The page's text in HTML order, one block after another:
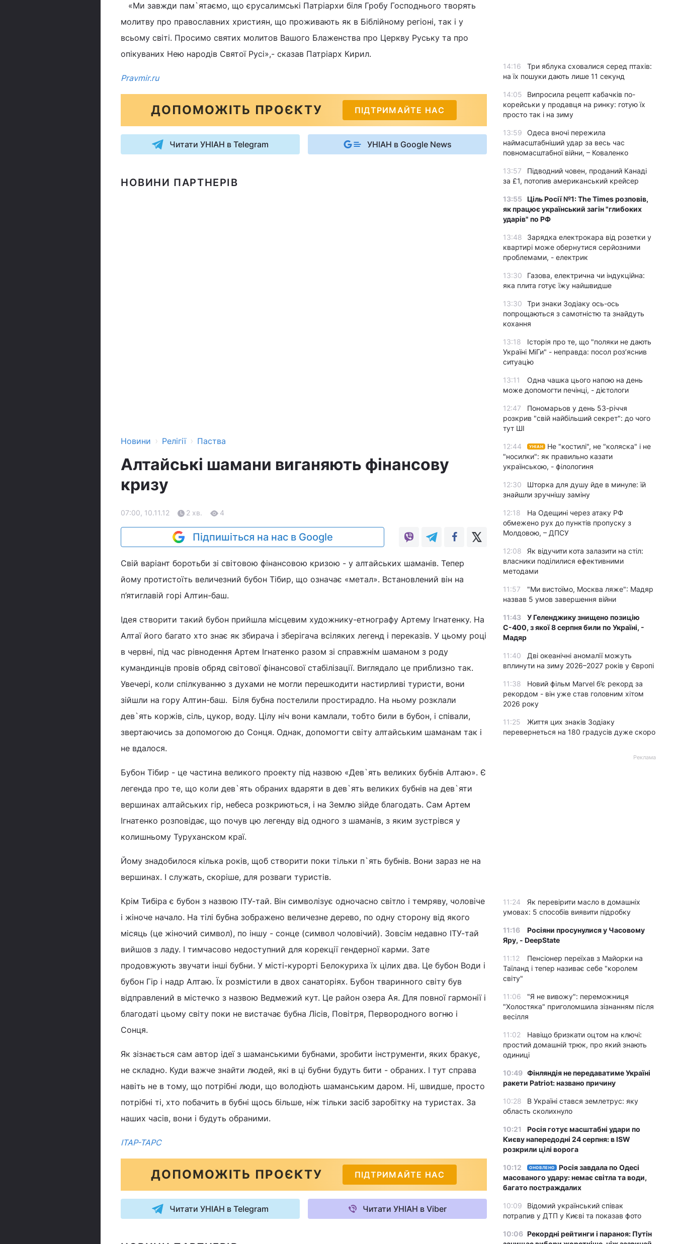
«Ми завжди пам`ятаємо, що єрусалимські Патріархи біля Гробу Господнього творять
молитву про православних християн, що проживають як в Біблійному регіоні, так і у
всьому світі. Просимо святих молитов Вашого Блаженства про Церкву Руську та про
опікуваних Нею народів Святої Русі»,- сказав Патріарх Кирил.
Рravmir.ru
ДОПОМОЖІТЬ ПРОЄКТУ ПІДТРИМАЙТЕ НАС
Читати УНІАН в Telegram УНІАН в Google News
НОВИНИ ПАРТНЕРІВ
Новини › Релігії › Паства
Алтайські шамани виганяють фінансову
кризу
07:00, 10.11.12 2 хв. 4
Підпишіться на нас в Google
Свій варіант боротьби зі світовою фінансовою кризою - у алтайських шаманів. Тепер
йому протистоїть величезний бубон Тібир, що означає «метал». Встановлений він на
п’ятиглавій горі Алтин-баш.
Ідея створити такий бубон прийшла місцевим художнику-етнографу Артему Ігнатенку. На
Алтаї його багато хто знає як збирача і зберігача всіляких легенд і переказів. У цьому році
в червні, під час рівнодення Артем Ігнатенко разом зі справжнім шаманом з роду
кумандинців провів обряд світової фінансової стабілізації. Виглядало це приблизно так.
Увечері, коли спілкуванню з духами не могли перешкодити настирливі туристи, вони
зійшли на гору Алтин-баш. Біля бубна постелили простирадло. На ньому розклали
дев`ять коржів, сіль, цукор, воду. Цілу ніч вони камлали, тобто били в бубон, і співали,
звертаючись за допомогою до Сонця. Однак, допомогти світу алтайським шаманам так і
не вдалося.
Бубон Тібир - це частина великого проекту під назвою «Дев`ять великих бубнів Алтаю». Є
легенда про те, що коли дев`ять обраних вдаряти в дев`ять великих бубнів на дев`яти
вершинах алтайських гір, небеса розкриються, і на Землю зійде благодать. Сам Артем
Ігнатенко розповідає, що почув цю легенду від одного з шаманів, з яким зустрівся у
колишньому Туруханском краї.
Йому знадобилося кілька років, щоб створити поки тільки п`ять бубнів. Вони зараз не на
вершинах. І служать, скоріше, для розваги туристів.
Крім Тибіра є бубон з назвою ІТУ-тай. Він символізує одночасно світло і темряву, чоловіче
і жіноче начало. На тілі бубна зображено величезне дерево, по одну сторону від якого
місяць (це жіночий символ), по іншу - сонце (символ чоловічий). Зовсім недавно ІТУ-тай
вийшов з ладу. І тимчасово недоступний для корекції гендерної карми. Зате
продовжують звучати інші бубни. У місті-курорті Белокуриха їх цілих два. Це бубон Води і
бубон Гір і надр Алтаю. Їх розмістили в двох санаторіях. Бубон тваринного світу був
відправлений в містечко з назвою Ведмежий кут. Це район озера Ая. Для повної гармонії і
благодаті цьому світу поки не вистачає бубна Лісів, Повітря, Первородного вогню і
Сонця.
Як зізнається сам автор ідеї з шаманськими бубнами, зробити інструменти, яких бракує,
не складно. Куди важче знайти людей, які в ці бубни будуть бити - обраних. І тут справа
навіть не в тому, що потрібні люди, що володіють шаманським даром. Ні, швидше, просто
потрібні ті, хто побачить в бубні щось більше, ніж тільки засіб заробітку на туристах. За
наших часів, вони і будуть обраними.
ІТАР-ТАРС
ДОПОМОЖІТЬ ПРОЄКТУ ПІДТРИМАЙТЕ НАС
Читати УНІАН в Telegram Читати УНІАН в Viber
14:16
Три яблука сховалися серед птахів:
на їх пошуки дають лише 11 секунд
14:05
Випросила рецепт кабачків по-
корейськи у продавця на ринку: готую їх
просто так і на зиму
13:59
Одеса вночі пережила
наймасштабніший удар за весь час
повномасштабної війни, – Коваленко
13:57
Підводний човен, проданий Канаді
за £1, потопив американський крейсер
13:55 Ціль Росії №1: The Times розповів,
як працює український загін "глибоких
ударів" по РФ
13:48
Зарядка електрокара від розетки у
квартирі може обернутися серйозними
проблемами, - електрик
13:30
Газова, електрична чи індукційна:
яка плита готує їжу найшвидше
13:30
Три знаки Зодіаку ось-ось
попрощаються з самотністю та знайдуть
кохання
13:18
Історія про те, що "поляки не дають
Україні МіГи" - неправда: посол роз’яснив
ситуацію
13:11
Одна чашка цього напою на день
може допомогти печінці, - дієтологи
12:47
Пономарьов у день 53-річчя
розкрив "свій найбільший секрет": до чого
тут ШІ
12:44 УНІАН
Не "костилі", не "коляска" і не
"носилки": як правильно казати
українською, - філологиня
12:30
Шторка для душу йде в минуле: їй
знайшли зручнішу заміну
12:18
На Одещині через атаку РФ
обмежено рух до пунктів пропуску з
Молдовою, – ДПСУ
12:08
Як відучити кота залазити на стіл:
власники поділилися ефективними
методами
11:57
"Ми вистоїмо, Москва ляже": Мадяр
назвав 5 умов завершення війни
11:43
У Геленджику знищено позицію
С-400, з якої 8 серпня били по Україні, -
Мадяр
11:40
Дві океанічні аномалії можуть
вплинути на зиму 2026–2027 років у Європі
11:38
Новий фільм Marvel б’є рекорд за
рекордом - він уже став головним хітом
2026 року
11:25
Життя цих знаків Зодіаку
перевернеться на 180 градусів дуже скоро
Реклама
11:24
Як перевірити масло в домашніх
умовах: 5 способів виявити підробку
11:16
Росіяни просунулися у Часовому
Яру, - DeepState
11:12
Пенсіонер переїхав з Майорки на
Таїланд і тепер називає себе "королем
світу"
11:06
"Я не вивожу": переможниця
"Холостяка" приголомшила зізнанням після
весілля
11:02
Навіщо бризкати оцтом на ключі:
простий домашній трюк, про який знають
одиниці
10:49 Фінляндія не передаватиме Україні
ракети Patriot: названо причину
10:28
В Україні стався землетрус: яку
область сколихнуло
10:21
Росія готує масштабні удари по
Києву напередодні 24 серпня: в ISW
розкрили цілі ворога
10:12 ОНОВЛЕНО
Росія завдала по Одесі
масованого удару: немає світла та води,
багато постраждалих
10:09
Відомий український співак
потрапив у ДТП у Києві та показав фото
10:06 Рекордні рейтинги і параноя: Путін